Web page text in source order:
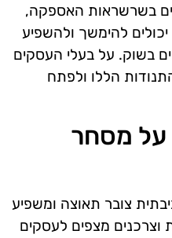
בשרשראות האספקה,
להימשך ולהשפיע
בשוק. על בעלי העסקים
הללו ולפתח
על מסחר
צובר תאוצה ומשפיע
וצרכנים מצפים לעסקים